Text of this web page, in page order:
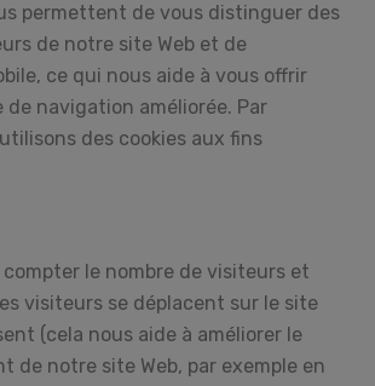
permettent de vous distinguer des
de notre site Web et de
ce qui nous aide à vous offrir
de navigation améliorée. Par
des cookies aux fins
le nombre de visiteurs et
visiteurs se déplacent sur le site
(cela nous aide à améliorer le
de notre site Web, par exemple en